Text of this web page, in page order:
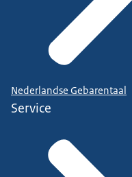
Nederlandse Gebarentaal
Service